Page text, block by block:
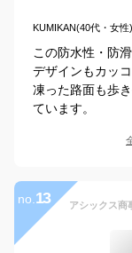
KUMIKAN(40代・女性)
この防水性・防
デザインもカッ
凍った路面も歩
ています。
no. 13